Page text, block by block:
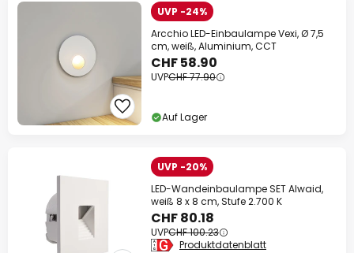
UVP -24%
Arcchio LED-Einbaulampe Vexi, Ø 7,5
cm, weiß, Aluminium, CCT
CHF 58.90
UVPCHF 77.90
Auf Lager
UVP -20%
LED-Wandeinbaulampe SET Alwaid,
weiß 8 x 8 cm, Stufe 2.700 K
CHF 80.18
UVPCHF 100.23
Produktdatenblatt